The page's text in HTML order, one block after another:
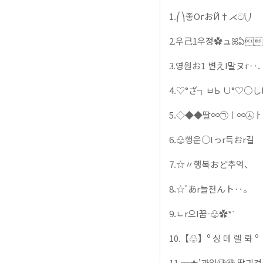
1.⎛⎞좋ΟгおЙ†⋌ට⎝⎠
2.우己1우정✿ュ
3.영원お1 변えΙ말ヌг‥.
4.♡°ざ┐ㅂЬ ∪°♡○し
5.◇◆◆딸∞㉠ㅣ∞㉦
6.♧행운○lっr득おr길
7.☆〃행복おど추억、
8.☆˚あr늘천んト‥。
9.ㄴr으Ι꿈-♧✿*ᐝ
10.【♧】º 싱 데 렐 롸 º